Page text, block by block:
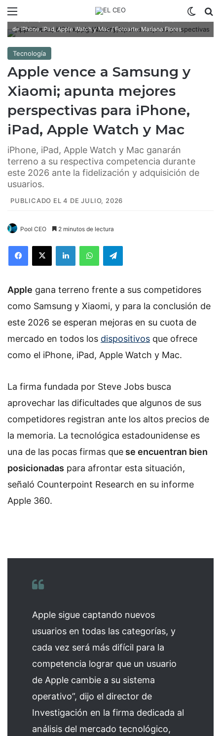
de iPhone, iPad, Apple Watch y Mac / Fotoarte: Mariana Flores
Tecnología
Apple vence a Samsung y
Xiaomi; apunta mejores
perspectivas para iPhone,
iPad, Apple Watch y Mac
iPhone, iPad, Apple Watch y Mac ganarán
terreno a su respectiva competencia durante
este 2026 ante la fidelización y adquisición de
usuarios.
PUBLICADO EL 4 DE JULIO, 2026
Pool CEO 2 minutos de lectura
Apple gana terreno frente a sus competidores
como Samsung y Xiaomi, y para la conclusión de
este 2026 se esperan mejoras en su cuota de
mercado en todos los dispositivos que ofrece
como el iPhone, iPad, Apple Watch y Mac.
La firma fundada por Steve Jobs busca
aprovechar las dificultades que algunos de sus
competidores registran ante los altos precios de
la memoria. La tecnológica estadounidense es
una de las pocas firmas que se encuentran bien
posicionadas para afrontar esta situación,
señaló Counterpoint Research en su informe
Apple 360.
Apple sigue captando nuevos
usuarios en todas las categorías, y
cada vez será más difícil para la
competencia lograr que un usuario
de Apple cambie a su sistema
operativo”, dijo el director de
Investigación en la firma dedicada al
análisis del mercado tecnológico,